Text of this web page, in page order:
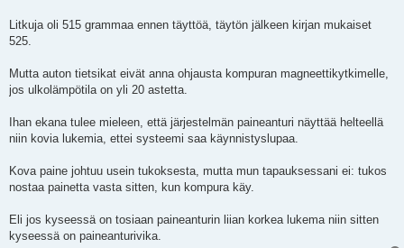
i
Litkuja oli 515 grammaa ennen täyttöä, täytön jälkeen kirjan mukaiset
525.
Mutta auton tietsikat eivät anna ohjausta kompuran magneettikytkimelle,
jos ulkolämpötila on yli 20 astetta.
Ihan ekana tulee mieleen, että järjestelmän paineanturi näyttää helteellä
niin kovia lukemia, ettei systeemi saa käynnistyslupaa.
Kova paine johtuu usein tukoksesta, mutta mun tapauksessani ei: tukos
nostaa painetta vasta sitten, kun kompura käy.
Eli jos kyseessä on tosiaan paineanturin liian korkea lukema niin sitten
kyseessä on paineanturivika.